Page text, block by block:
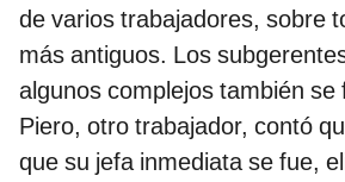
de varios trabajadores, sobre
más antiguos. Los
algunos complejos también se
Piero, otro trabajador, contó
que su jefa inmediata se fue,